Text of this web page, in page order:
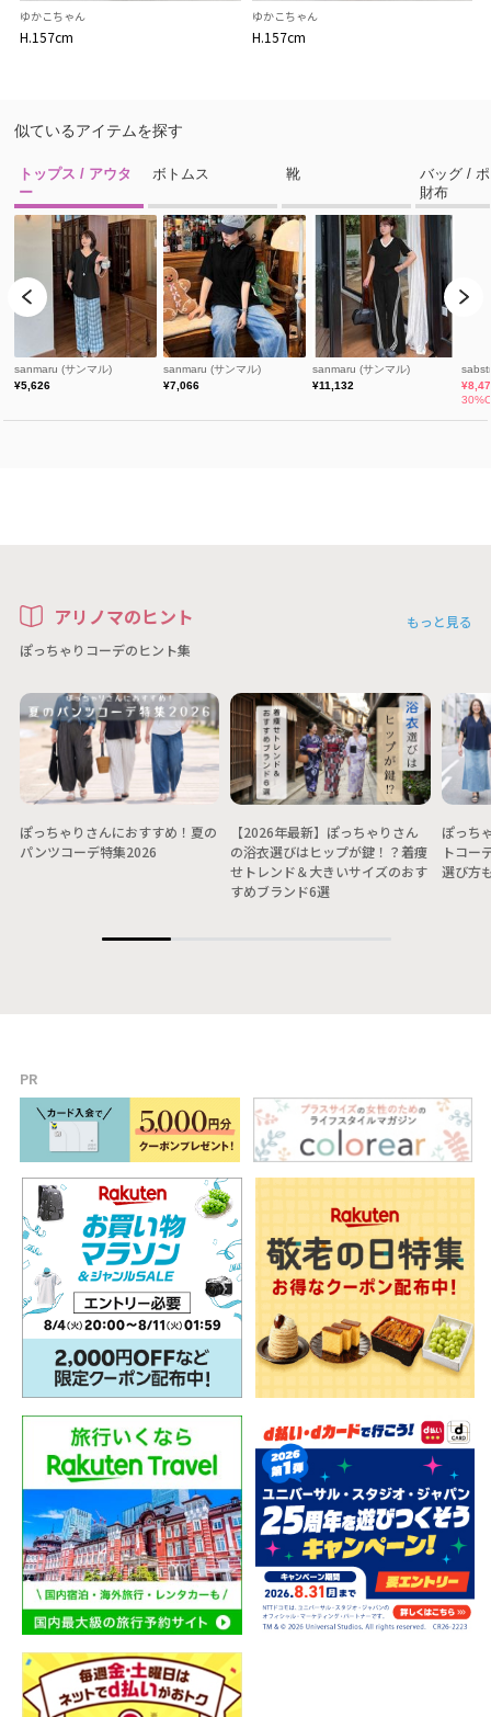
ゆかこちゃん
H.157cm
ゆかこちゃん
H.157cm
アリノマのヒント
ぽっちゃりコーデのヒント集
もっと見る
ぽっちゃりさんにおすすめ！夏の
パンツコーデ特集2026
【2026年最新】ぽっちゃりさん
の浴衣選びはヒップが鍵！？着痩
せトレンド＆大きいサイズのおす
すめブランド6選
ぽっち
トコー
選び方
PR